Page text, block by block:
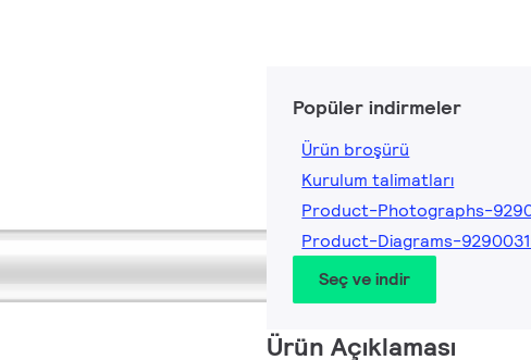
Popüler indirmeler
Ürün broşürü
Kurulum talimatları
Product-Photographs-
Product-Diagrams-
Seç ve indir
Ürün Açıklaması